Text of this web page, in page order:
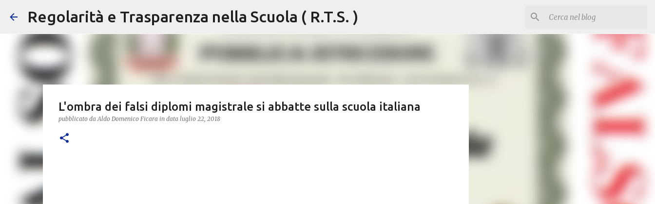
Passa ai contenuti principali
Regolarità e Trasparenza nella Scuola ( R.T.S. )
L'ombra dei falsi diplomi magistrale si abbatte sulla scuola italiana
pubblicato daAldo Domenico Ficara in data luglio 22, 2018